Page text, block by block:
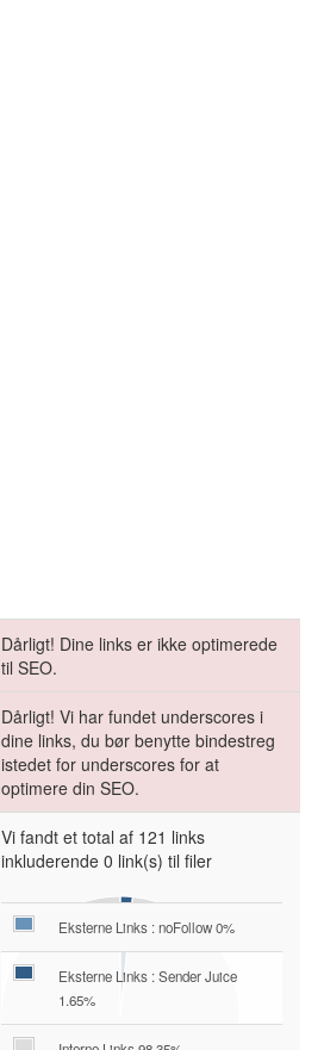
Dårligt! Dine links er ikke optimerede
til SEO.
Dårligt! Vi har fundet underscores i
dine links, du bør benytte bindestreg
istedet for underscores for at
optimere din SEO.
Vi fandt et total af 121 links
inkluderende 0 link(s) til filer
Eksterne Links : noFollow 0%
Eksterne Links : Sender Juice
1.65%